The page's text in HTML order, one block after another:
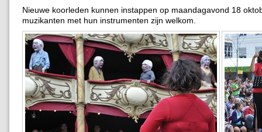
Nieuwe koorleden kunnen instappen op maandagavond 18
muzikanten met hun instrumenten zijn welkom.